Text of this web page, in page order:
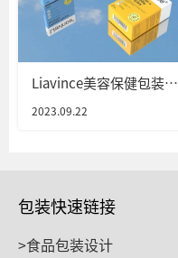
Liavince美容保健包装设
2023.09.22
包装快速链接
>食品包装设计